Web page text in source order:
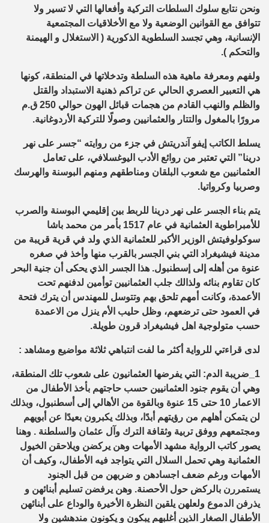
ونحن نتابع سلوك السلطات التركية وأفعالها التي لا تسير ولا
تتوافق مع القوانين الوضعية ولا مع الأخلاقيات المجتمعية
الإنسانية، وهي تجسد السلطوية الذكورية ( الاستغلال و الهيمنة
والتحكم ).
ولفهم ومعرفة ماهية هذه السلطة وتدخلاتها في المنطقة، كونها
هي التعبير العصري الحالي عن تراكم ذهنية الاستبداد والقتل
والظلم والنهب القادم من هجمات قبائل الهون حوالي 250 ق.م
مرورًا بالمغول والتتار والعثمانيين وصولًا للتركية الأردوغانية.
يسلط الكاتب إيفو آندريتش في جزء من روايته “جسر على نهر
درينا” التي تعتبر من روائع الأدب اليوغسلافي، على تعامل
العثمانيين مع شعوب البلقان ومناطقهم ومنهم البوسنة والهرسك
وصربيا وكرواتيا.
يتم بناء الجسر على نهر درينا للربط بين إقليمي البوسنة والصرب
للأمبراطوية العثمانية في عام 1517 بأمر من محمد باشا
سوكولوفيتش الوزير الأكبر للعثمانية الذي ولد في قرية قريبة من
مدينة فيشيغراد التي بني الجسر بالقرب منها وأخذ في صغره
عنوة من أهله إلى إسطنبول. هذا الجسر الذي يحكى أن جنية البحر
كان تقاوم بنائه ولذالك جلب العثمانيين توأمين لدفنهم تحت
الأعمدة، وكانت أمهم تلحق بهم وتتوسل للمهندس أن يترك فتحة
في العمود حتى ترضعهم، وظل حليب الأم ينزل من الاعمدة
حسب متولوجية اهل فيشيغراد قرون طويلة.
لدى قراءتي للرواية أكثر ما لفت انتباهي ثلاثة مواضيع ومشاهد :
1_ضريبة الدم: التي يفرضها العثمانيون على شعوب تلك المنطقة،
وهي أن يقوم جنود العثمانيين حسب حاجتهم بأخذ الأطفال من
الاعمار 10 حتى 15 عنوة وبالقوة من الأهالي إلى أسطنبول، وبذلك
لن يتمكن أهلهم من رؤيتهم أبدًا، وبذلك يكبرون بعيدًا عن أبويهم
ومجتمعهم ووفق تربية وثقافة الترك وآل عثمان والسلطنة . وهنا
يصور كاتب الرواية مشهد الأمهات وهن يركضن ويلاحقن الخيول
العثمانية وهي تحمل السلال التي يتواجد فيه الأطفال، وكيف أن
الأمهات ورغم ضعف اجسادهن و ضربهن من قبل الجنود
يستمررن بالركض حول الأحصنة. وهن يرفضن تسليم أبنائهن و
يذرفن الدموع ولعلهن يلقين النظرة الأخيرة والوداع على أبنائهن
الأطفال الصغار الذين أغلبهم يبكون و يكونون مندهشين ولا